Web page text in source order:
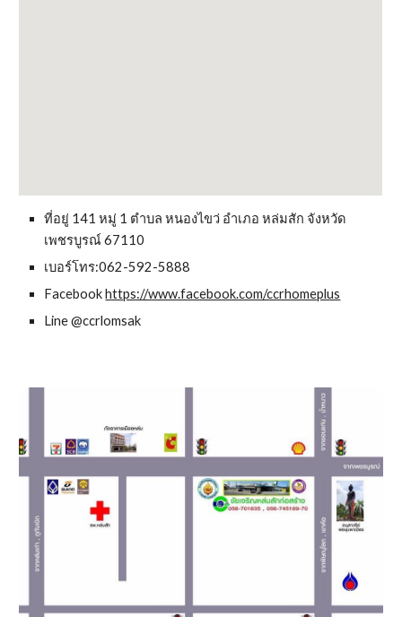
ที่อยู่ 141 หมู่ 1 ตำบล หนองไขว่ อำเภอ หล่มสัก จังหวัด
เพชรบูรณ์ 67110
เบอร์โทร:062-592-5888
Facebook https://www.facebook.com/ccrhomeplus
Line @ccrlomsak